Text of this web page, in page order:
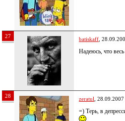
27 batiskaff ,
Надеюсь, что
28 zeratul ,
=) Терь, в